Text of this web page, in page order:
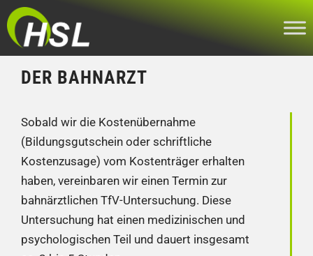
Zum
Inhalt
springen
DER BAHNARZT
Sobald wir die Kostenübernahme
(Bildungsgutschein oder schriftliche
Kostenzusage) vom Kostenträger erhalten
haben, vereinbaren wir einen Termin zur
bahnärztlichen TfV-Untersuchung. Diese
Untersuchung hat einen medizinischen und
psychologischen Teil und dauert insgesamt